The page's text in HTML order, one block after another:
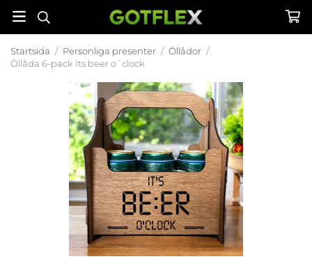
Startsida / Personliga presenter / Öllådor /
Öllåda 6-pack Its beer o´clock